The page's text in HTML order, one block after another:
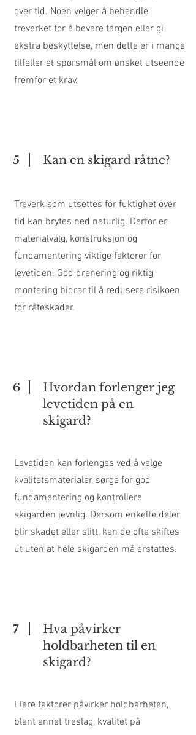
over tid. Noen velger å behandle
treverket for å bevare fargen eller gi
ekstra beskyttelse, men dette er i mange
tilfeller et spørsmål om ønsket utseende
fremfor et krav.
5 Kan en skigard råtne?
Treverk som utsettes for fuktighet over
tid kan brytes ned naturlig. Derfor er
materialvalg, konstruksjon og
fundamentering viktige faktorer for
levetiden. God drenering og riktig
montering bidrar til å redusere risikoen
for råteskader.
6
Hvordan forlenger jeg
levetiden på en
skigard?
Levetiden kan forlenges ved å velge
kvalitetsmaterialer, sørge for god
fundamentering og kontrollere
skigarden jevnlig. Dersom enkelte deler
blir skadet eller slitt, kan de ofte skiftes
ut uten at hele skigarden må erstattes.
7
Hva påvirker
holdbarheten til en
skigard?
Flere faktorer påvirker holdbarheten,
blant annet treslag, kvalitet på